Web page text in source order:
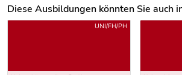
Diese Ausbildungen könnten Sie auch
Uber weitere Ausbildungsvorschläge
UNI/FH/PH